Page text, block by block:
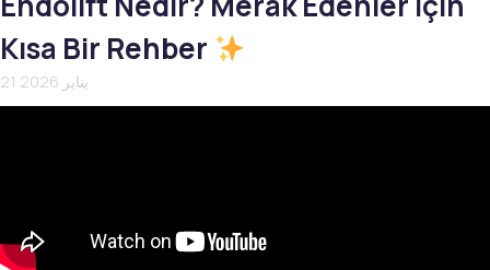
Kısa Bir Rehber
21 يناير 2026